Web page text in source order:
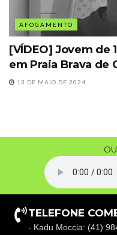
AFOGAMENTO
[VÍDEO] Jovem de
em Praia Brava de
13 DE MAIO DE 2024
TELEFONE
- Kadu Moccia: (41)